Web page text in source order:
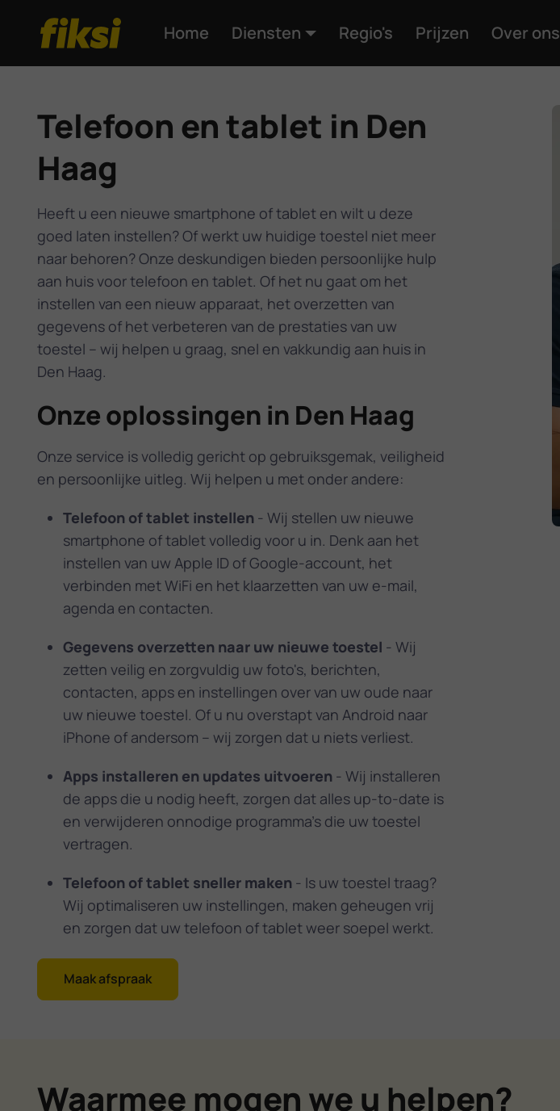
Home Diensten Regio's Prijzen Over ons
Telefoon en tablet in Den
Haag
Heeft u een nieuwe smartphone of tablet en wilt u deze
goed laten instellen? Of werkt uw huidige toestel niet meer
naar behoren? Onze deskundigen bieden persoonlijke hulp
aan huis voor telefoon en tablet. Of het nu gaat om het
instellen van een nieuw apparaat, het overzetten van
gegevens of het verbeteren van de prestaties van uw
toestel – wij helpen u graag, snel en vakkundig aan huis in
Den Haag.
Onze oplossingen in Den Haag
Onze service is volledig gericht op gebruiksgemak, veiligheid
en persoonlijke uitleg. Wij helpen u met onder andere:
Telefoon of tablet instellen - Wij stellen uw nieuwe
smartphone of tablet volledig voor u in. Denk aan het
instellen van uw Apple ID of Google-account, het
verbinden met WiFi en het klaarzetten van uw e-mail,
agenda en contacten.
Gegevens overzetten naar uw nieuwe toestel - Wij
zetten veilig en zorgvuldig uw foto's, berichten,
contacten, apps en instellingen over van uw oude naar
uw nieuwe toestel. Of u nu overstapt van Android naar
iPhone of andersom – wij zorgen dat u niets verliest.
Apps installeren en updates uitvoeren - Wij installeren
de apps die u nodig heeft, zorgen dat alles up-to-date is
en verwijderen onnodige programma's die uw toestel
vertragen.
Telefoon of tablet sneller maken - Is uw toestel traag?
Wij optimaliseren uw instellingen, maken geheugen vrij
en zorgen dat uw telefoon of tablet weer soepel werkt.
Maak afspraak
Waarmee mogen we u helpen?